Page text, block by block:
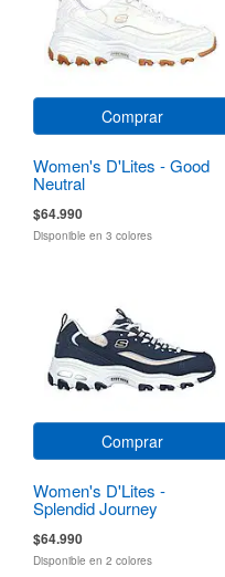
Comprar
Women's D'Lites - Good
Neutral
$64.990
Disponible en 3 colores
Comprar
Women's D'Lites -
Splendid Journey
$64.990
Disponible en 2 colores